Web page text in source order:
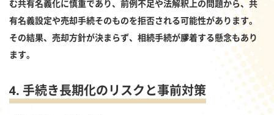
む共有名義化に慎重であり、前例不足や法解釈上の問題から、共
有名義設定や売却手続そのものを拒否される可能性があります。
その結果、売却方針が決まらず、相続手続が膠着する懸念もあり
ます。
4. 手続き長期化のリスクと事前対策